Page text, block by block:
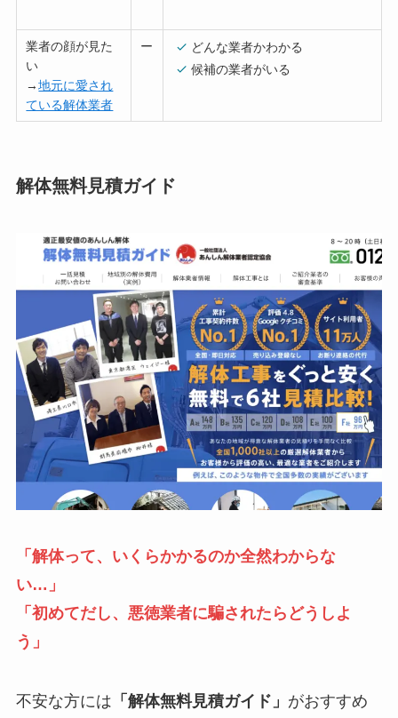
業者の顔が見た
い
→地元に愛され
ている解体業者
ー
どんな業者かわかる
候補の業者がいる
解体無料見積ガイド
「解体って、いくらかかるのか全然わからな
い…」
「 初めてだし、 悪徳業者に騙されたらどうしよ
う」
不安な方には 「解体無料見積ガイド」 がおすすめ